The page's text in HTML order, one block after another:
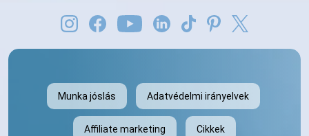
Munka jóslás Adatvédelmi irányelvek
Affiliate marketing Cikkek